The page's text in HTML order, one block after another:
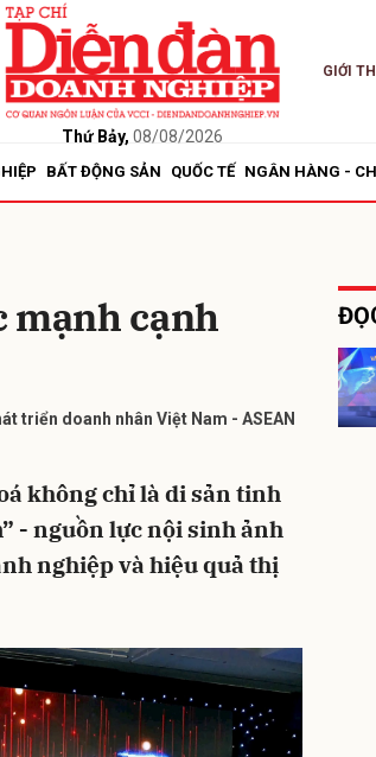
Thứ Bảy, 08/08/2026
GIỚI
BẤT ĐỘNG SẢN QUỐC TẾ NGÂN HÀNG -
mạnh cạnh
triển doanh nhân Việt Nam - ASEAN
không chỉ là di sản tinh
- nguồn lực nội sinh ảnh
nghiệp và hiệu quả thị